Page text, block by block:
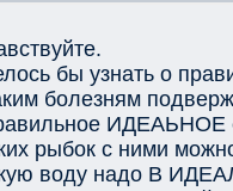
бы узнать о
болезням
ИДЕАЬНОЕ
рыбок с ними
воду надо В